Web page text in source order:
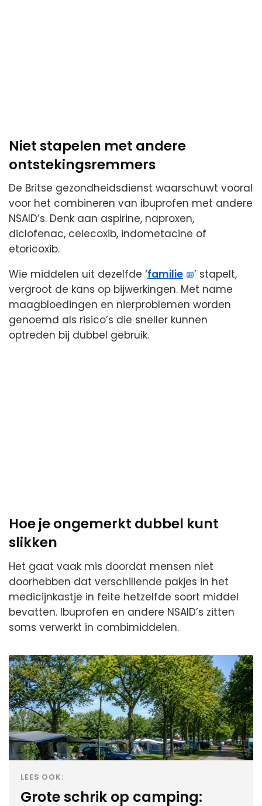
Niet stapelen met andere
ontstekingsremmers
De Britse gezondheidsdienst waarschuwt vooral
voor het combineren van ibuprofen met andere
NSAID’s. Denk aan aspirine, naproxen,
diclofenac, celecoxib, indometacine of
etoricoxib.
Wie middelen uit dezelfde ‘familie
’ stapelt,
vergroot de kans op bijwerkingen. Met name
maagbloedingen en nierproblemen worden
genoemd als risico’s die sneller kunnen
optreden bij dubbel gebruik.
Hoe je ongemerkt dubbel kunt
slikken
Het gaat vaak mis doordat mensen niet
doorhebben dat verschillende pakjes in het
medicijnkastje in feite hetzelfde soort middel
bevatten. Ibuprofen en andere NSAID’s zitten
soms verwerkt in combimiddelen.
LEES OOK:
Grote schrik op camping: